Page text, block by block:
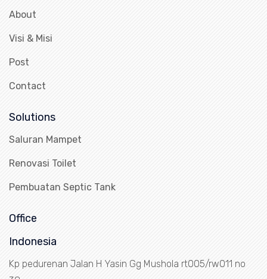
About
Visi & Misi
Post
Contact
Solutions
Saluran Mampet
Renovasi Toilet
Pembuatan Septic Tank
Office
Indonesia
Kp pedurenan Jalan H Yasin Gg Mushola rt005/rw011 no